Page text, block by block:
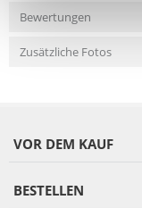
Bewertungen
Zusätzliche Fotos
VOR DEM KAUF
BESTELLEN